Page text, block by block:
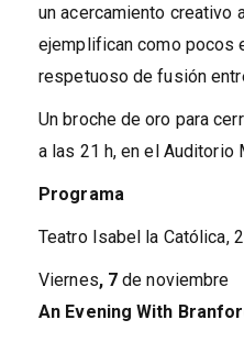
un acercamiento creativo
ejemplifican como pocos
respetuoso de fusión
Un broche de oro para
a las 21 h, en el Auditorio
Programa
Teatro Isabel la Católica,
Viernes, 7de noviembre
An Evening With